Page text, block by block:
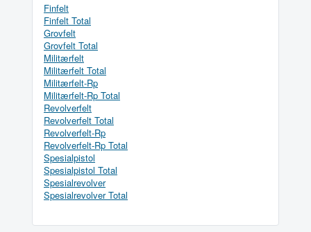
Finfelt
Finfelt Total
Grovfelt
Grovfelt Total
Militærfelt
Militærfelt Total
Militærfelt-Rp
Militærfelt-Rp Total
Revolverfelt
Revolverfelt Total
Revolverfelt-Rp
Revolverfelt-Rp Total
Spesialpistol
Spesialpistol Total
Spesialrevolver
Spesialrevolver Total